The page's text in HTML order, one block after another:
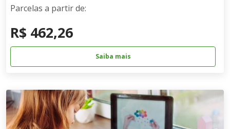
Parcelas a partir de:
R$ 462,26
Saiba mais